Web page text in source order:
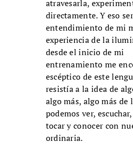
atravesarla,
directamente. Y eso
entendimiento de mi
experiencia de la
desde el inicio de mi
entrenamiento me
escéptico de este
resistía a la idea de
algo más, algo más de
podemos ver,
tocar y conocer con
ordinaria.